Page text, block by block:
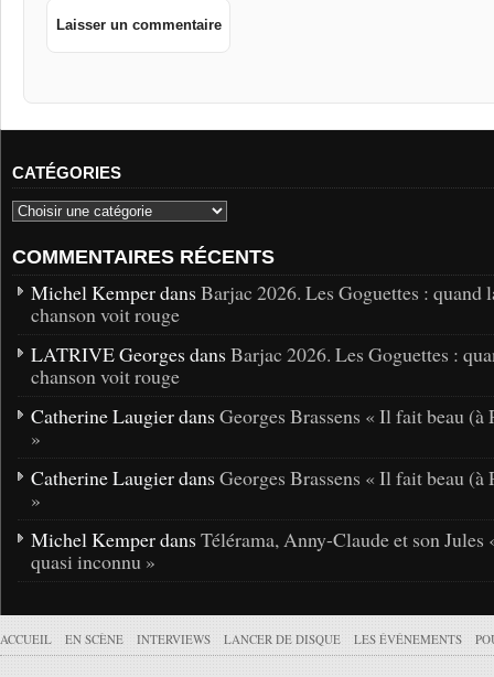
CATÉGORIES
COMMENTAIRES RÉCENTS
Michel Kemper dans Barjac 2026. Les Goguettes : quand
chanson voit rouge
LATRIVE Georges dans Barjac 2026. Les Goguettes :
chanson voit rouge
Catherine Laugier dans Georges Brassens « Il fait beau (à
»
Catherine Laugier dans Georges Brassens « Il fait beau (à
»
Michel Kemper dans Télérama, Anny-Claude et son Jules
quasi inconnu »
ACCUEIL EN SCÈNE INTERVIEWS LANCER DE DISQUE LES ÉVÉNEMENTS